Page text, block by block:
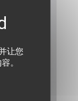
让您
。